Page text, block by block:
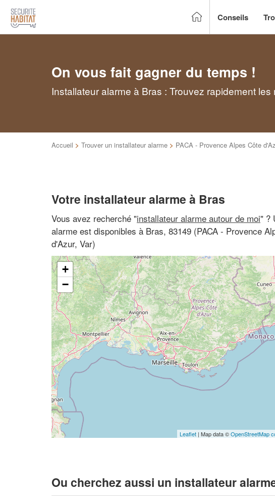
Conseils
On vous fait gagner du temps !
Installateur alarme à Bras : Trouvez rapidement
Accueil > Trouver un installateur alarme > PACA - Provence Alpes Côte
Votre installateur alarme à Bras
Vous avez recherché "installateur alarme autour de moi" ?
alarme est disponibles à Bras, 83149 (PACA - Provence
d'Azur, Var)
+
−
Leaflet | Map data ©OpenStreetMap
Ou cherchez aussi un installateur